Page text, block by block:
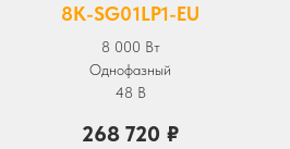
8K-SG01LP1-EU
8 000 Вт
Однофазный
48 В
268 720 ₽